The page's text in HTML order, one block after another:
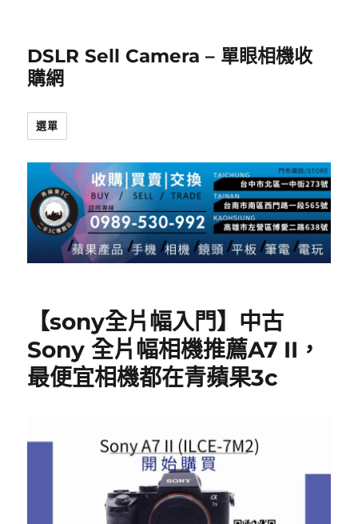
DSLR Sell Camera – 單眼相機收
購網
選單
【sony全片幅入門】中古
Sony 全片幅相機推薦A7 II，
最便宜相機都在青蘋果3c